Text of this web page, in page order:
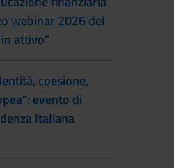
webinar 2026 del
in attivo"
coesione,
evento di
Italiana